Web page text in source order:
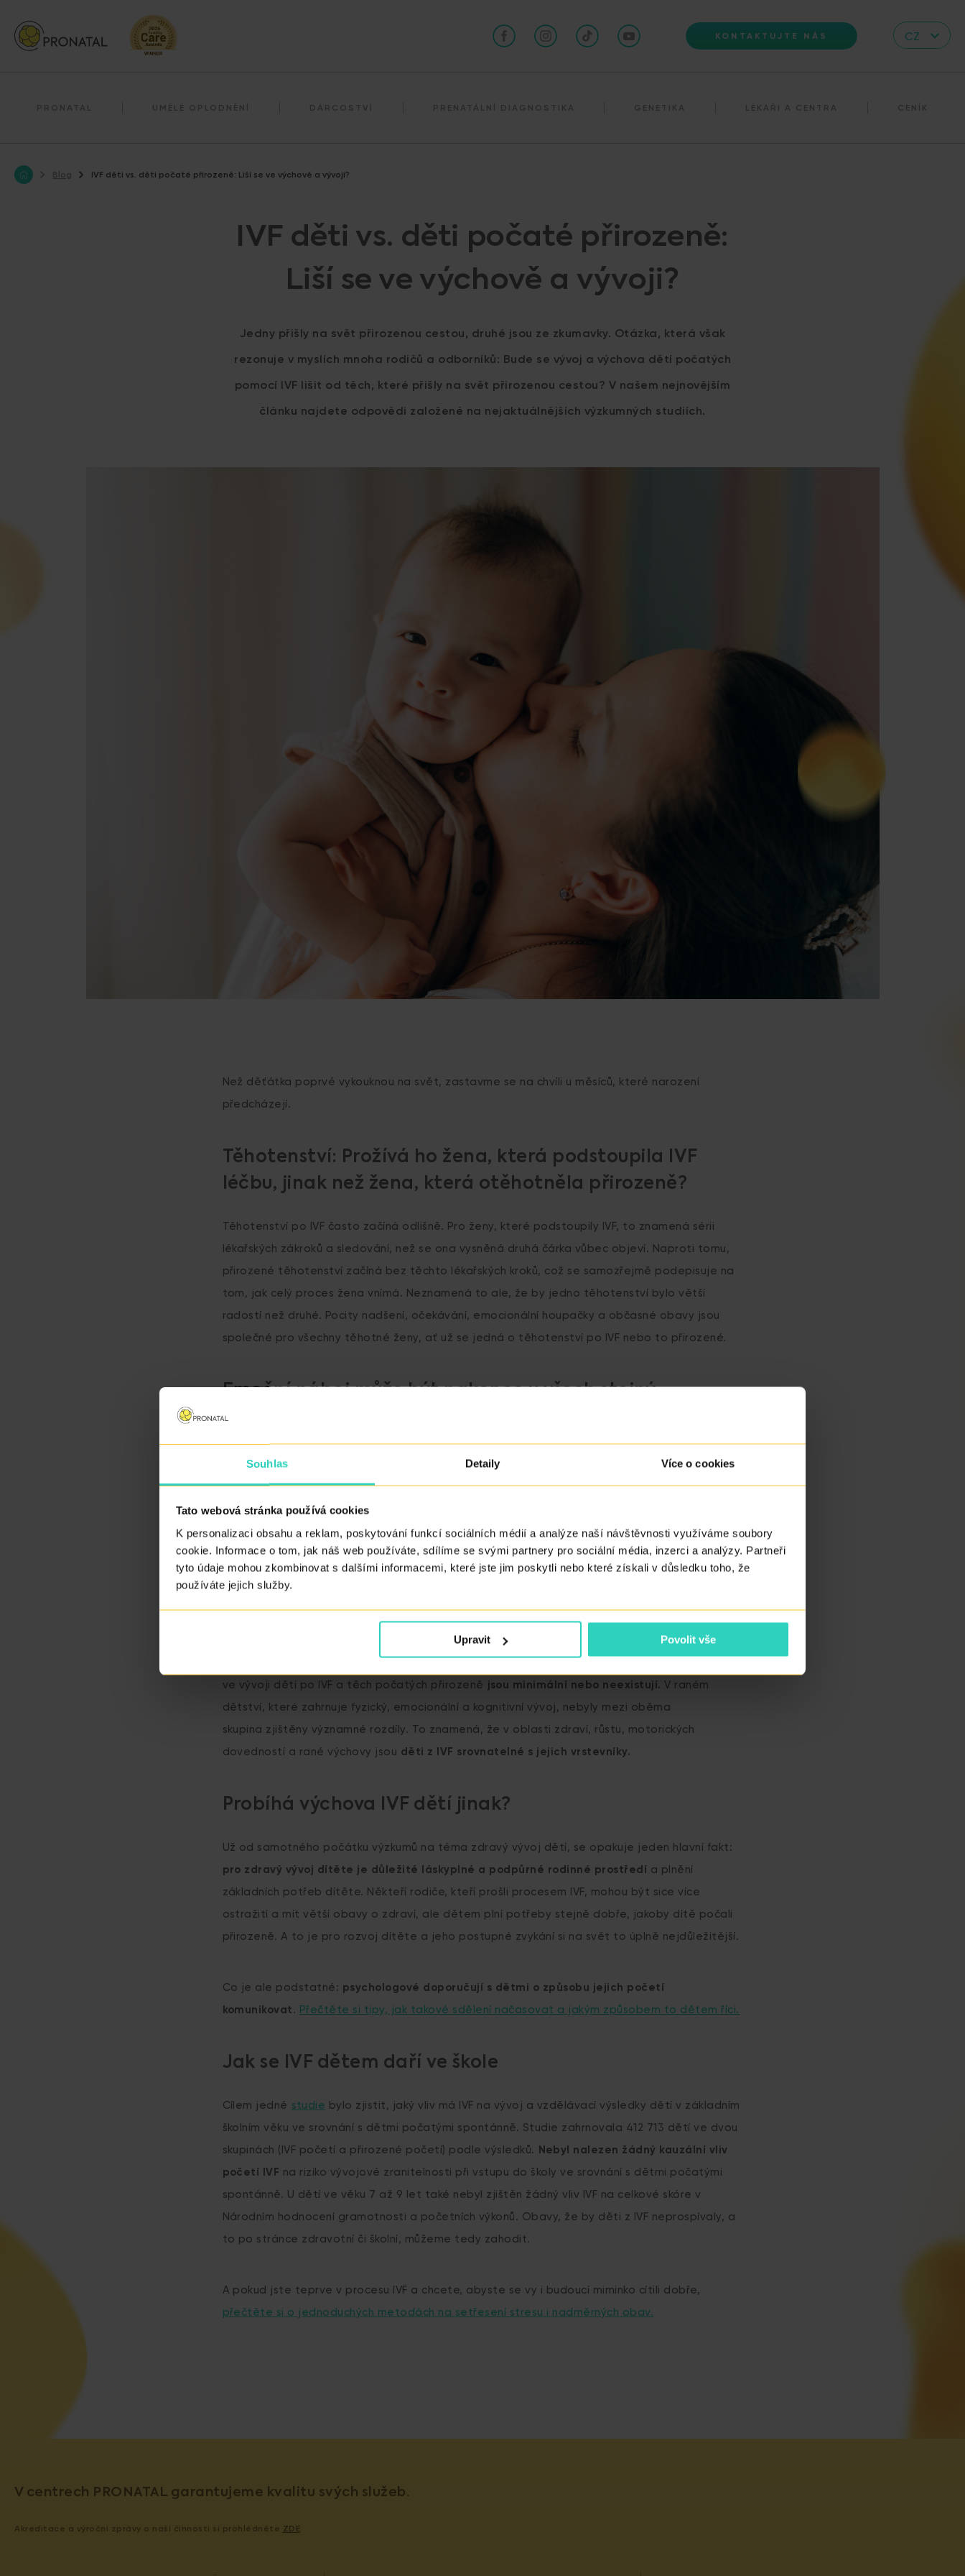
Souhlas Detaily Více o cookies
Tato webová stránka používá cookies
K personalizaci obsahu a reklam, poskytování funkcí sociálních médií a analýze naší návštěvnosti využíváme soubory
cookie. Informace o tom, jak náš web používáte, sdílíme se svými partnery pro sociální média, inzerci a analýzy. Partneři
tyto údaje mohou zkombinovat s dalšími informacemi, které jste jim poskytli nebo které získali v důsledku toho, že
používáte jejich služby.
Upravit Povolit vše
KONTAKTUJTE NÁS
CZ
IT
PRONATAL UMĚLÉ OPLODNĚNÍ DÁRCOSTVÍ PRENATÁLNÍ DIAGNOSTIKA GENETIKA LÉKAŘI A CENTRA CENÍK
Blog IVF děti vs. děti počaté přirozeně: Liší se ve výchově a vývoji?
IVF děti vs. děti počaté přirozeně:
Liší se ve výchově a vývoji?
Jedny přišly na svět přirozenou cestou, druhé jsou ze zkumavky. Otázka, která však
rezonuje v myslích mnoha rodičů a odborníků: Bude se vývoj a výchova dětí počatých
pomocí IVF lišit od těch, které přišly na svět přirozenou cestou? V našem nejnovějším
článku najdete odpovědi založené na nejaktuálnějších výzkumných studiích.
Než děťátka poprvé vykouknou na svět, zastavme se na chvíli u měsíců, které narození
předcházejí.
Těhotenství: Prožívá ho žena, která podstoupila IVF
léčbu, jinak než žena, která otěhotněla přirozeně?
Těhotenství po IVF často začíná odlišně. Pro ženy, které podstoupily IVF, to znamená sérii
lékařských zákroků a sledování, než se ona vysněná druhá čárka vůbec objeví. Naproti tomu,
přirozené těhotenství začíná bez těchto lékařských kroků, což se samozřejmě podepisuje na
tom, jak celý proces žena vnímá. Neznamená to ale, že by jedno těhotenství bylo větší
radostí než druhé. Pocity nadšení, očekávání, emocionální houpačky a občasné obavy jsou
společné pro všechny těhotné ženy, ať už se jedná o těhotenství po IVF nebo to přirozené.
Emoční náboj může být nakonec u všech stejný
naději až po růžové konce plné radosti a štěstí. Možná si řeknete, že přirozenou cestou tohle
ale ani tady to neplatí stoprocentně. I žena, které se početí zdařilo přirozeně, může být
lékaři sledována, a to například ze zdravotních důvodů, rodinné anamnézy či vyššího věku.
Vývoj dětí od narození
ve vývoji dětí po IVF a těch počatých přirozeně jsou minimální nebo neexistují. V raném
dětství, které zahrnuje fyzický, emocionální a kognitivní vývoj, nebyly mezi oběma
skupina zjištěny významné rozdíly. To znamená, že v oblasti zdraví, růstu, motorických
dovedností a rané výchovy jsou děti z IVF srovnatelné s jejich vrstevníky.
Probíhá výchova IVF dětí jinak?
Už od samotného počátku výzkumů na téma zdravý vývoj dětí, se opakuje jeden hlavní fakt:
pro zdravý vývoj dítěte je důležité láskyplné a podpůrné rodinné prostředí a plnění
základních potřeb dítěte. Někteří rodiče, kteří prošli procesem IVF, mohou být sice více
ostražití a mít větší obavy o zdraví, ale dětem plní potřeby stejně dobře, jakoby dítě počali
přirozeně. A to je pro rozvoj dítěte a jeho postupné zvykání si na svět to úplně nejdůležitější.
Co je ale podstatné: psychologové doporučují s dětmi o způsobu jejich početí
komunikovat. Přečtěte si tipy, jak takové sdělení načasovat a jakým způsobem to dětem říci.
Jak se IVF dětem daří ve škole
Cílem jedné studie bylo zjistit, jaký vliv má IVF na vývoj a vzdělávací výsledky dětí v základním
školním věku ve srovnání s dětmi počatými spontánně. Studie zahrnovala 412 713 dětí ve dvou
skupinách (IVF početí a přirozené početí) podle výsledků. Nebyl nalezen žádný kauzální vliv
početí IVF na riziko vývojové zranitelnosti při vstupu do školy ve srovnání s dětmi počatými
spontánně. U dětí ve věku 7 až 9 let také nebyl zjištěn žádný vliv IVF na celkové skóre v
Národním hodnocení gramotnosti a početních výkonů. Obavy, že by děti z IVF neprospívaly, a
to po stránce zdravotní či školní, můžeme tedy zahodit.
A pokud jste teprve v procesu IVF a chcete, abyste se vy i budoucí miminko cítili dobře,
přečtěte si o jednoduchých metodách na setřesení stresu i nadměrných obav.
V centrech PRONATAL garantujeme kvalitu svých služeb.
Akreditace a výroční zprávy o naší činnosti si prohlédněte ZDE